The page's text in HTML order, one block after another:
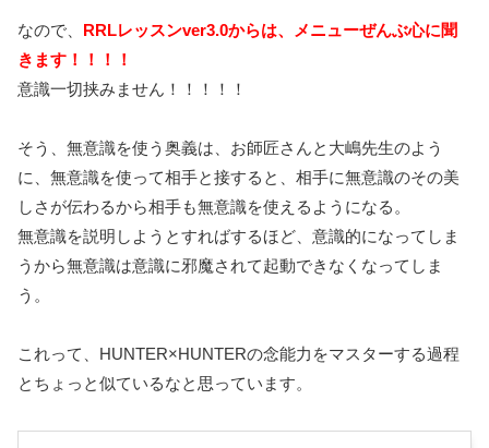
なので、 RRLレッスンver3.0からは、メニューぜんぶ心に聞
きます！！！！
意識一切挟みません！！！！！
そう、無意識を使う奥義は、お師匠さんと大嶋先生のよう
に、無意識を使って相手と接すると、相手に無意識のその美
しさが伝わるから相手も無意識を使えるようになる。
無意識を説明しようとすればするほど、意識的になってしま
うから無意識は意識に邪魔されて起動できなくなってしま
う。
これって、HUNTER×HUNTERの念能力をマスターする過程
とちょっと似ているなと思っています。